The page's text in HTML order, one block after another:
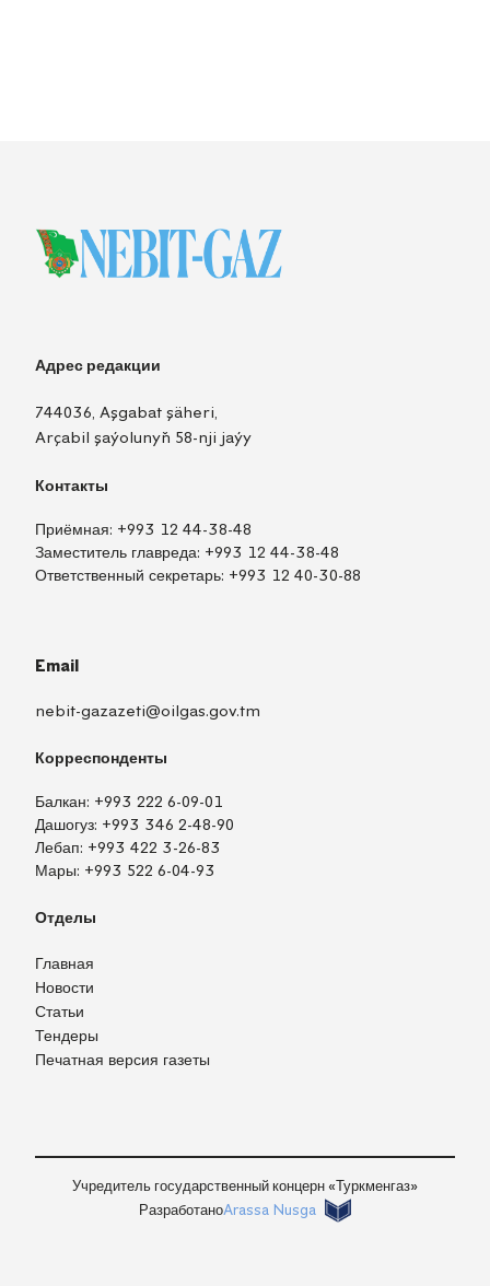
Адрес редакции
744036, Aşgabat şäheri,
Arçabil şaýolunyň 58-nji jaýy
Контакты
Приёмная: +993 12 44-38-48
Заместитель главреда: +993 12 44-38-48
Ответственный секретарь: +993 12 40-30-88
Email
nebit-gazazeti@oilgas.gov.tm
Корреспонденты
Балкан: +993 222 6-09-01
Дашогуз: +993 346 2-48-90
Лебап: +993 422 3-26-83
Мары: +993 522 6-04-93
Отделы
Главная
Новости
Статьи
Тендеры
Печатная версия газеты
Учредитель государственный концерн «Туркменгаз»
РазработаноArassa Nusga